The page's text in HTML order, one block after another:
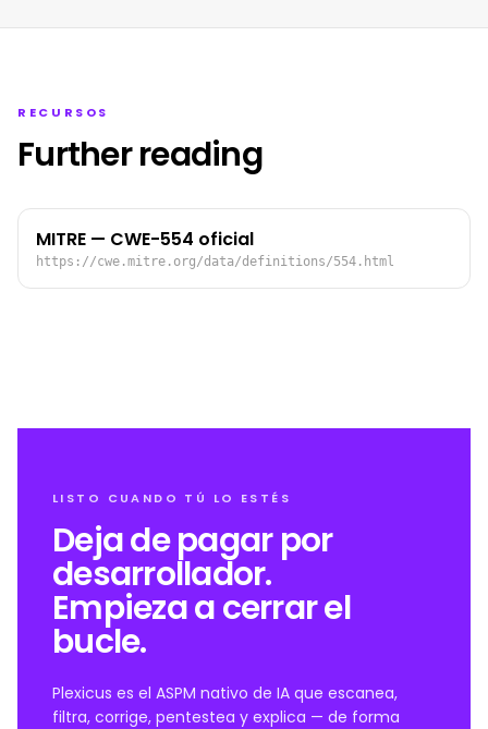
RECURSOS
Further reading
MITRE — CWE-554 oficial
https://cwe.mitre.org/data/definitions/554.html
LISTO CUANDO TÚ LO ESTÉS
Deja de pagar por
desarrollador.
Empieza a cerrar el
bucle.
Plexicus es el ASPM nativo de IA que escanea,
filtra, corrige, pentestea y explica — de forma